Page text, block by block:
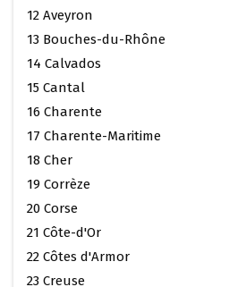
12 Aveyron
13 Bouches-du-Rhône
14 Calvados
15 Cantal
16 Charente
17 Charente-Maritime
18 Cher
19 Corrèze
20 Corse
21 Côte-d'Or
22 Côtes d'Armor
23 Creuse